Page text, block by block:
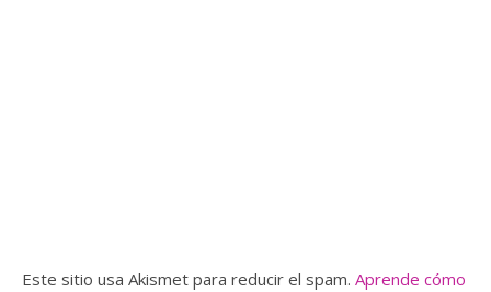
Este sitio usa Akismet para reducir el spam. Aprende cómo